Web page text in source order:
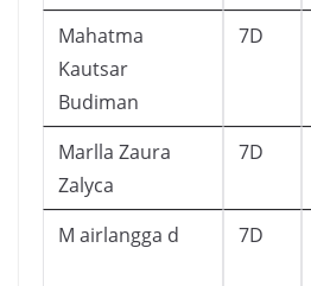
Mahatma
Kautsar
Budiman
7D
Marlla Zaura
Zalyca
7D
M airlangga d
7D